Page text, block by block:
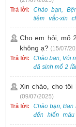
để được bác
thăm khám.
tiện hơn,
0988 270
thêm, vui lòng
hoặc
Nam - Thụy
Trả lời:
Chào bạn,
tiêm vắc-xin
nhiên, các loại
theo từng
nào cũng có sẵn.
Cho em hỏi, mổ
không ạ? (15/07/
Trả lời:
Chào bạn, Với
đã sinh mổ 2
lần 3 vẫn có
Tại Bệnh viện,
nhận và hỗ trợ
nhu cầu tương tự.
Xin chào, cho
(09/07/2025)
Trả lời:
Chào bạn, Bạn
đến hiến
Nhật.